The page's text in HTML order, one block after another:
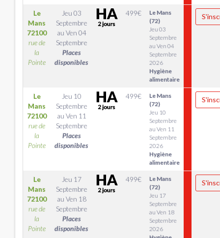
Le
Mans
72100
rue de
la
Pointe
Jeu 03
Septembre
au Ven 04
Septembre
Places
disponibles
499€
Le Mans
(72)
Jeu 03
Septembre
au Ven 04
Septembre
2026
Hygiène
alimentaire
Le
Mans
72100
rue de
la
Pointe
Jeu 10
Septembre
au Ven 11
Septembre
Places
disponibles
499€
Le Mans
(72)
Jeu 10
Septembre
au Ven 11
Septembre
2026
Hygiène
alimentaire
Le
Mans
72100
rue de
la
Pointe
Jeu 17
Septembre
au Ven 18
Septembre
Places
disponibles
499€
Le Mans
(72)
Jeu 17
Septembre
au Ven 18
Septembre
2026